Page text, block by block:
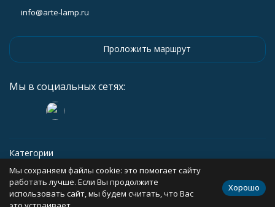
info@arte-lamp.ru
Проложить маршрут
Мы в социальных сетях:
Категории
Информация
Мы сохраняем файлы cookie: это помогает сайту
работать лучше. Если Вы продолжите
использовать сайт, мы будем считать, что Вас
Хорошо